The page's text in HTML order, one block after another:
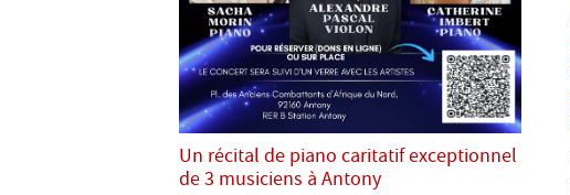
Un récital de piano caritatif exceptionnel
de 3 musiciens à Antony